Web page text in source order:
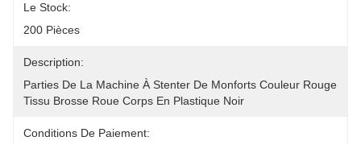
Le Stock:
200 Pièces
Description:
Parties De La Machine À Stenter De Monforts Couleur Rouge
Tissu Brosse Roue Corps En Plastique Noir
Conditions De Paiement: